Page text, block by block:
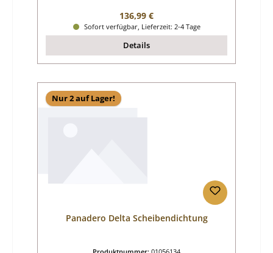
Regulärer Preis:
136,99 €
Sofort verfügbar, Lieferzeit: 2-4 Tage
Details
Nur 2 auf Lager!
Panadero Delta Scheibendichtung